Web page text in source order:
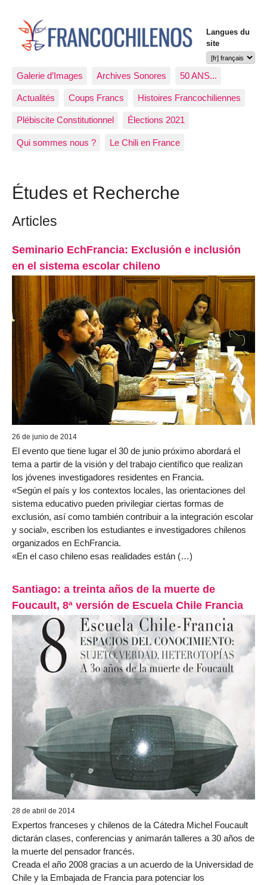
Langues du
site
Galerie d’Images Archives Sonores 50 ANS...
Actualités Coups Francs Histoires Francochiliennes
Plébiscite Constitutionnel Élections 2021
Qui sommes nous ? Le Chili en France
Études et Recherche
Articles
Seminario EchFrancia: Exclusión e inclusión
en el sistema escolar chileno
26 de junio de 2014
El evento que tiene lugar el 30 de junio próximo abordará el
tema a partir de la visión y del trabajo científico que realizan
los jóvenes investigadores residentes en Francia.
«Según el país y los contextos locales, las orientaciones del
sistema educativo pueden privilegiar ciertas formas de
exclusión, así como también contribuir a la integración escolar
y social», escriben los estudiantes e investigadores chilenos
organizados en EchFrancia.
«En el caso chileno esas realidades están (…)
Santiago: a treinta años de la muerte de
Foucault, 8ª versión de Escuela Chile Francia
28 de abril de 2014
Expertos franceses y chilenos de la Cátedra Michel Foucault
dictarán clases, conferencias y animarán talleres a 30 años de
la muerte del pensador francés.
Creada el año 2008 gracias a un acuerdo de la Universidad de
Chile y la Embajada de Francia para potenciar los